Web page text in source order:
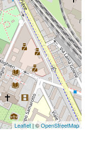
Leaflet| ©OpenStreetMap